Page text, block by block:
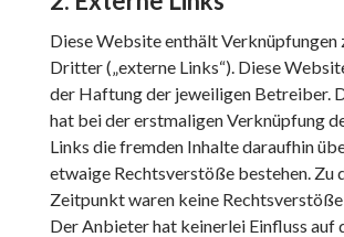
Diese Website enthält Verknüpfungen
Dritter („externe Links“). Diese
der Haftung der jeweiligen Betreiber.
hat bei der erstmaligen Verknüpfung
Links die fremden Inhalte daraufhin
etwaige Rechtsverstöße bestehen. Zu
Zeitpunkt waren keine
Der Anbieter hat keinerlei Einfluss auf